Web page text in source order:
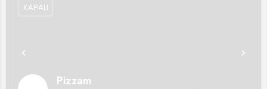
Pizzam
KAPALI